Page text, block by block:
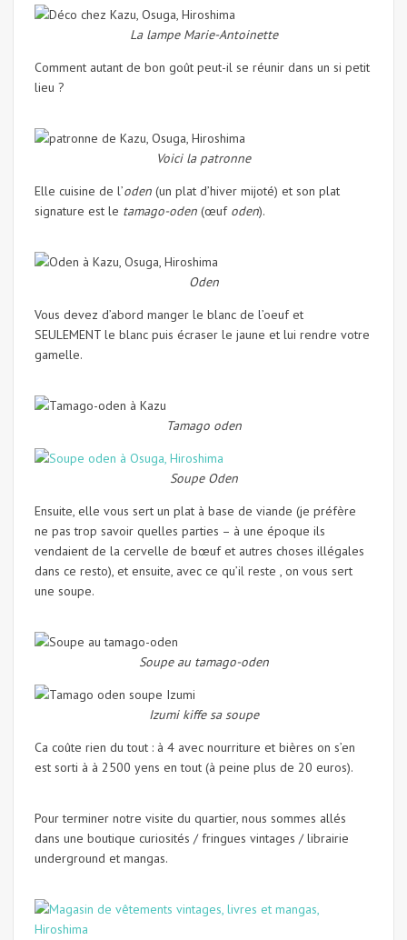
La lampe Marie-Antoinette
Comment autant de bon goût peut-il se réunir dans un si petit
lieu ?
Voici la patronne
Elle cuisine de l’oden (un plat d’hiver mijoté) et son plat
signature est le tamago-oden (œuf oden).
Oden
Vous devez d’abord manger le blanc de l’oeuf et
SEULEMENT le blanc puis écraser le jaune et lui rendre votre
gamelle.
Tamago oden
Soupe Oden
Ensuite, elle vous sert un plat à base de viande (je préfère
ne pas trop savoir quelles parties – à une époque ils
vendaient de la cervelle de bœuf et autres choses illégales
dans ce resto), et ensuite, avec ce qu’il reste , on vous sert
une soupe.
Soupe au tamago-oden
Izumi kiffe sa soupe
Ca coûte rien du tout : à 4 avec nourriture et bières on s’en
est sorti à à 2500 yens en tout (à peine plus de 20 euros).
Pour terminer notre visite du quartier, nous sommes allés
dans une boutique curiosités / fringues vintages / librairie
underground et mangas.